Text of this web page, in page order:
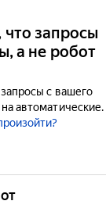
запросы
а не робот
с вашего
автоматические.